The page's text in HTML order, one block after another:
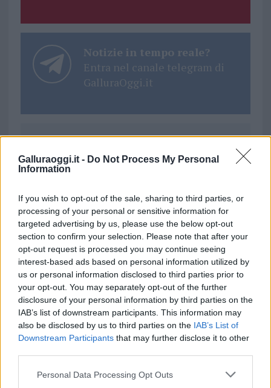
Galluraoggi.it - Do Not Process My Personal
Information
If you wish to opt-out of the sale, sharing to third parties, or
processing of your personal or sensitive information for
targeted advertising by us, please use the below opt-out
section to confirm your selection. Please note that after your
opt-out request is processed you may continue seeing
interest-based ads based on personal information utilized by
us or personal information disclosed to third parties prior to
your opt-out. You may separately opt-out of the further
disclosure of your personal information by third parties on the
IAB’s list of downstream participants. This information may
also be disclosed by us to third parties on the IAB’s List of
Downstream Participants that may further disclose it to other
Please note that this website/app uses one or more Google
Personal Data Processing Opt Outs
Notizie in tempo reale?
Entra nel canale telegram di
GalluraOggi.it
Ricevi le nostre ultime news
Condividi l'articolo
F
a
ce
b
o
o
k
T
w
it
te
r
Pi
n
te
re
st
W
h
at
s
A
p
p
S
h
a
re
Articolo precedente
Prossimo articolo